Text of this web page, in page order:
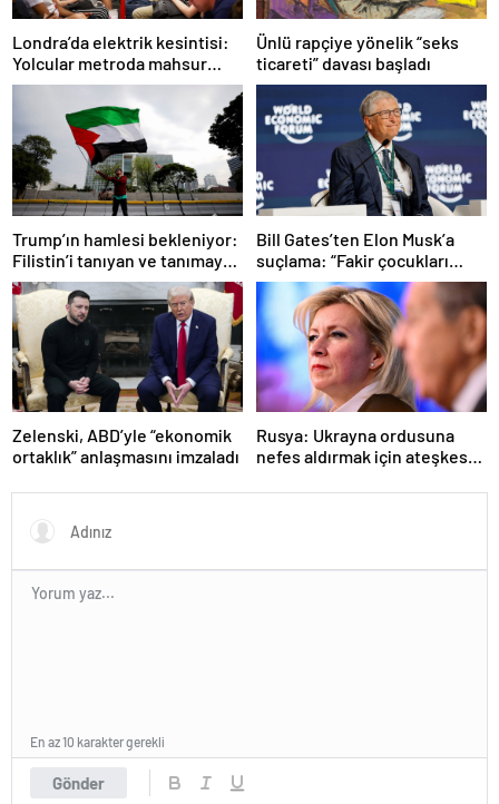
Londra’da elektrik kesintisi:
Yolcular metroda mahsur
kaldı
Ünlü rapçiye yönelik “seks
ticareti” davası başladı
Trump’ın hamlesi bekleniyor:
Filistin’i tanıyan ve tanımayan
ülkeler hangileri?
Bill Gates’ten Elon Musk’a
suçlama: “Fakir çocukları
öldürdü”
Zelenski, ABD’yle “ekonomik
ortaklık” anlaşmasını imzaladı
Rusya: Ukrayna ordusuna
nefes aldırmak için ateşkes
Gönder
En az 10 karakter gerekli